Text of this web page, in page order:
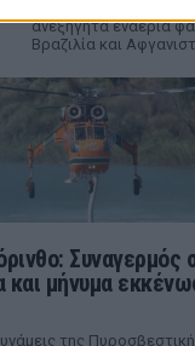
ανεξήγητα εναέρια
Βραζιλία και
Συναγερμός
και μήνυμα
της